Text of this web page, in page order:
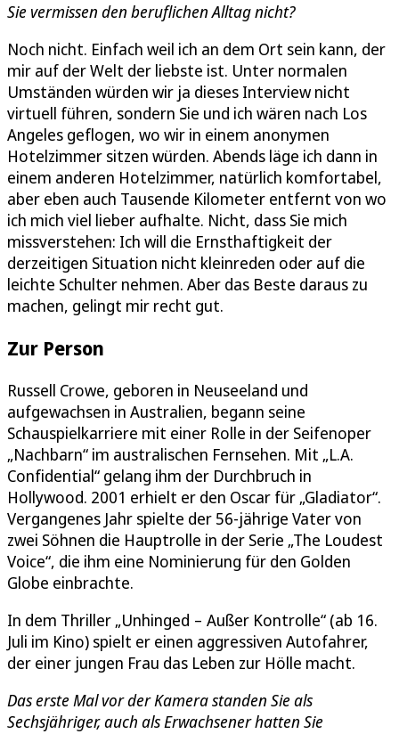
Sie vermissen den beruflichen Alltag nicht?
Noch nicht. Einfach weil ich an dem Ort sein kann, der
mir auf der Welt der liebste ist. Unter normalen
Umständen würden wir ja dieses Interview nicht
virtuell führen, sondern Sie und ich wären nach Los
Angeles geflogen, wo wir in einem anonymen
Hotelzimmer sitzen würden. Abends läge ich dann in
einem anderen Hotelzimmer, natürlich komfortabel,
aber eben auch Tausende Kilometer entfernt von wo
ich mich viel lieber aufhalte. Nicht, dass Sie mich
missverstehen: Ich will die Ernsthaftigkeit der
derzeitigen Situation nicht kleinreden oder auf die
leichte Schulter nehmen. Aber das Beste daraus zu
machen, gelingt mir recht gut.
Zur Person
Russell Crowe, geboren in Neuseeland und
aufgewachsen in Australien, begann seine
Schauspielkarriere mit einer Rolle in der Seifenoper
„Nachbarn“ im australischen Fernsehen. Mit „L.A.
Confidential“ gelang ihm der Durchbruch in
Hollywood. 2001 erhielt er den Oscar für „Gladiator“.
Vergangenes Jahr spielte der 56-jährige Vater von
zwei Söhnen die Hauptrolle in der Serie „The Loudest
Voice“, die ihm eine Nominierung für den Golden
Globe einbrachte.
In dem Thriller „Unhinged – Außer Kontrolle“ (ab 16.
Juli im Kino) spielt er einen aggressiven Autofahrer,
der einer jungen Frau das Leben zur Hölle macht.
Das erste Mal vor der Kamera standen Sie als
Sechsjähriger, auch als Erwachsener hatten Sie